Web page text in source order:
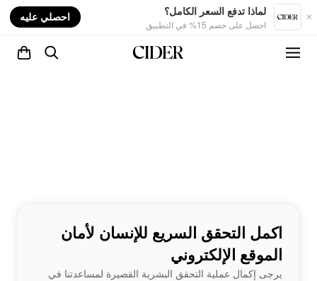
لماذا تدفع السعر الكامل؟
احصل على خصم 15% في التطبيق
احصلي عليه
اكمل التحقق السريع للإنسان لأمان
الموقع الإلكتروني
يرجى إكمال عملية التحقق البشرية القصيرة لمساعدتنا في